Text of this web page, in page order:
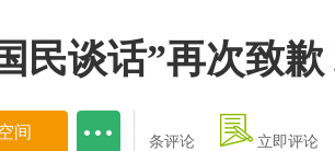
民谈话”再次致
间
条评论 立即评论